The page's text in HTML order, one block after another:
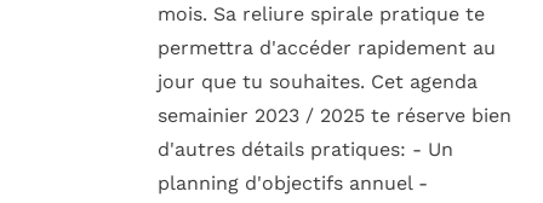
mois. Sa reliure spirale pratique te
permettra d'accéder rapidement au
jour que tu souhaites. Cet agenda
semainier 2023 / 2025 te réserve bien
d'autres détails pratiques: - Un
planning d'objectifs annuel -